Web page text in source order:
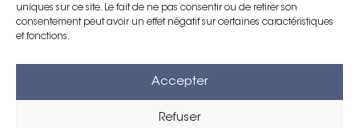
uniques sur ce site. Le fait de ne pas consentir ou de retirer son
consentement peut avoir un effet négatif sur certaines caractéristiques
et fonctions.
Accepter
Refuser
Voir l’itinéraire vers Atelier Commun (Lausanne)
Architecte Lausanne
Direction des travaux Lausanne